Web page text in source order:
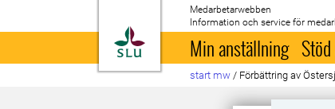
Till startsida
Medarbetarwebben
Information och service för
Min anställning
start mw / Förbättring av